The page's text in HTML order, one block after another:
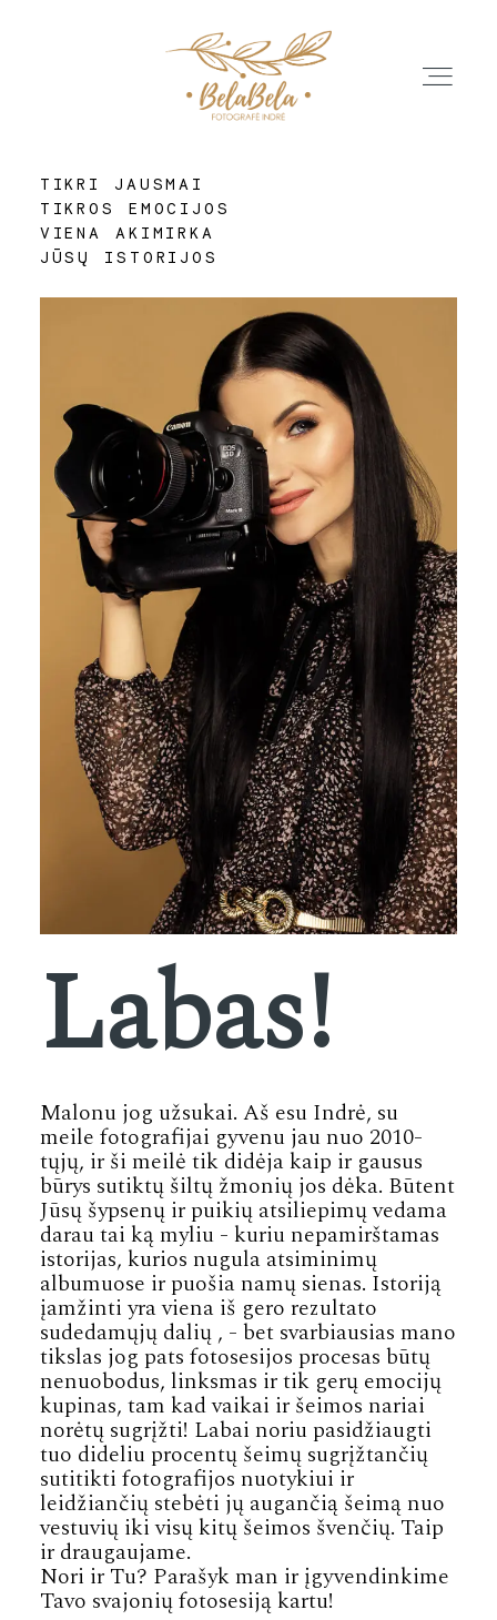
APIE
GALERIJA
ATSILIEPIMAI
PASLAUGŲ PASIŪLYMAI
SUSISIEKITE
Malonu jog užsukai. Aš esu Indrė, su
meile fotografijai gyvenu jau nuo 2010-
tųjų, ir ši meilė tik didėja kaip ir gausus
būrys sutiktų šiltų žmonių jos dėka. Būtent
Jūsų šypsenų ir puikių atsiliepimų vedama
darau tai ką myliu - kuriu nepamirštamas
istorijas, kurios nugula atsiminimų
albumuose ir puošia namų sienas. Istoriją
įamžinti yra viena iš gero rezultato
sudedamųjų dalių , - bet svarbiausias mano
tikslas jog pats fotosesijos procesas būtų
nenuobodus, linksmas ir tik gerų emocijų
kupinas, tam kad vaikai ir šeimos nariai
norėtų sugrįžti! Labai noriu pasidžiaugti
tuo dideliu procentų šeimų sugrįžtančių
sutitikti fotografijos nuotykiui ir
leidžiančių stebėti jų augančią šeimą nuo
vestuvių iki visų kitų šeimos švenčių. Taip
ir draugaujame.
Nori ir Tu? Parašyk man ir įgyvendinkime
Tavo svajonių fotosesiją kartu!
Labas!
TIKRI JAUSMAI
TIKROS EMOCIJOS
VIENA AKIMIRKA
JŪSŲ ISTORIJOS